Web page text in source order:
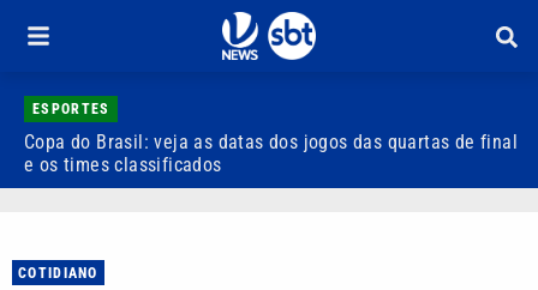
ESPORTES
Copa do Brasil: veja as datas dos jogos das quartas de final
e os times classificados
COTIDIANO